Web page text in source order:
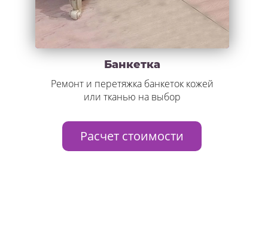
Банкетка
Ремонт и перетяжка банкеток кожей
или тканью на выбор
Расчет стоимости